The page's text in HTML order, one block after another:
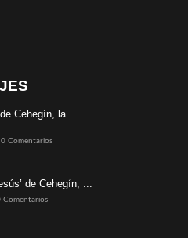
Cehegín, la
0 Comentarios
de Cehegín, ...
Comentarios